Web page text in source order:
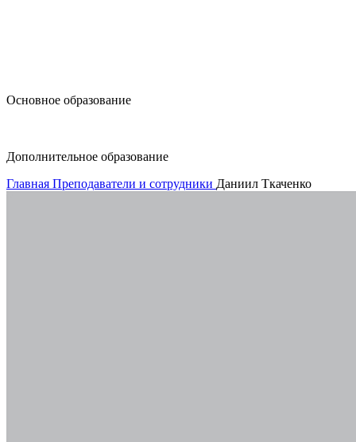
Основное образование
Дополнительное образование
Главная Преподаватели и сотрудники Даниил Ткаченко